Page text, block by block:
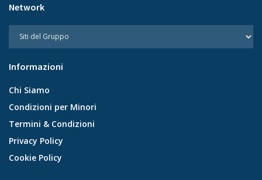
Network
Informazioni
Chi Siamo
Condizioni per Minori
Termini & Condizioni
Privacy Policy
Cookie Policy